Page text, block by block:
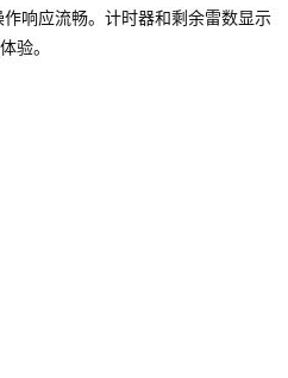
响应流畅。计时器和剩余雷数显示
验。